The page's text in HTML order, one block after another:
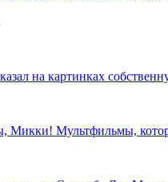
на картинках
Микки! Мультфильмы,